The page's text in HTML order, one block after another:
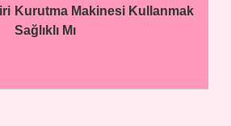
Kurutma Makinesi Kullanmak
Sağlıklı Mı